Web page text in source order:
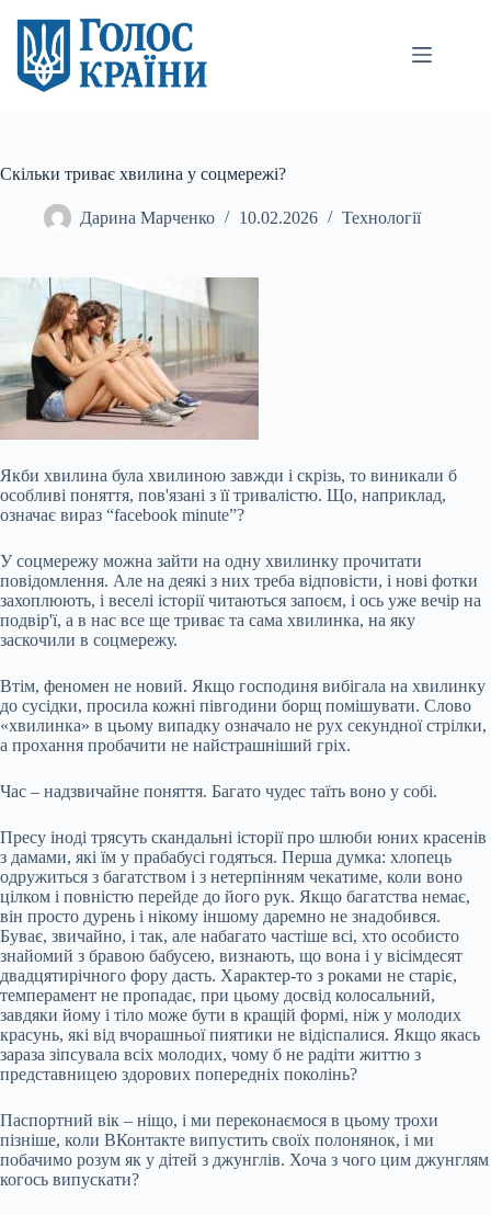
вмісту
Скільки триває хвилина у соцмережі?
Дарина Марченко 10.02.2026 Технології
Якби хвилина була хвилиною завжди і скрізь, то виникали б
особливі поняття, пов'язані з її тривалістю. Що, наприклад,
означає вираз “facebook minute”?
У соцмережу можна зайти на одну хвилинку прочитати
повідомлення. Але на деякі з них треба відповісти, і нові фотки
захоплюють, і веселі історії читаються запоєм, і ось уже вечір на
подвір'ї, а в нас все ще триває та сама хвилинка, на яку
заскочили в соцмережу.
Втім, феномен не новий. Якщо господиня вибігала на хвилинку
до сусідки, просила кожні півгодини борщ помішувати. Слово
«хвилинка» в цьому випадку означало не рух секундної стрілки,
а прохання пробачити не найстрашніший гріх.
Час – надзвичайне поняття. Багато чудес таїть воно у собі.
Пресу іноді трясуть скандальні історії про шлюби юних красенів
з дамами, які їм у прабабусі годяться. Перша думка: хлопець
одружиться з багатством і з нетерпінням чекатиме, коли воно
цілком і повністю перейде до його рук. Якщо багатства немає,
він просто дурень і нікому іншому даремно не знадобився.
Буває, звичайно, і так, але набагато частіше всі, хто особисто
знайомий з бравою бабусею, визнають, що вона і у вісімдесят
двадцятирічного фору дасть. Характер-то з роками не старіє,
темперамент не пропадає, при цьому досвід колосальний,
завдяки йому і тіло може бути в кращій формі, ніж у молодих
красунь, які від вчорашньої пиятики не відіспалися. Якщо якась
зараза зіпсувала всіх молодих, чому б не радіти життю з
представницею здорових попередніх поколінь?
Паспортний вік – ніщо, і ми переконаємося в цьому трохи
пізніше, коли ВКонтакте випустить своїх полонянок, і ми
побачимо розум як у дітей з джунглів. Хоча з чого цим джунглям
когось випускати?